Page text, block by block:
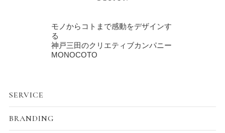
モノからコトまで感動をデザインす
る
神戸三田のクリエティブカンパニー
MONOCOTO
SERVICE
BRANDING